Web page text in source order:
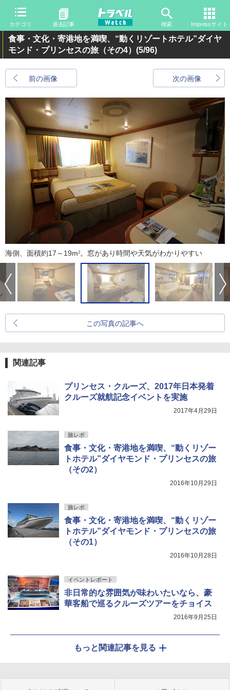
カテゴリ 過去記事 検索 Impressサイト
食事・文化・寄港地を満喫、“動くリゾートホテル”ダイヤ
モンド・プリンセスの旅（その4） (5/96)
前の画像 次の画像
海側、面積約17～19m2。窓があり時間や天気がわかりやすい
この写真の記事へ
関連記事
プリンセス・クルーズ、2017年日本発着
クルーズ就航記念イベントを実施
2017年4月29日
旅レポ
食事・文化・寄港地を満喫、“動くリゾー
トホテル”ダイヤモンド・プリンセスの旅
（その2）
2016年10月29日
旅レポ
食事・文化・寄港地を満喫、“動くリゾー
トホテル”ダイヤモンド・プリンセスの旅
（その1）
2016年10月28日
イベントレポート
非日常的な雰囲気が味わいたいなら、豪
華客船で巡るクルーズツアーをチョイス
2016年9月25日
もっと関連記事を見る